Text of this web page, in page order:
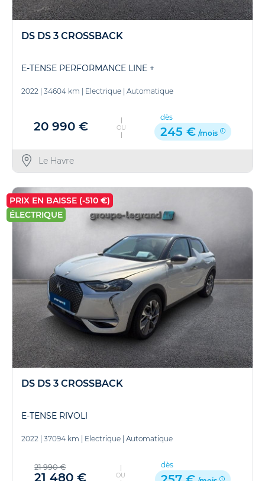
DS DS 3 CROSSBACK
E-TENSE PERFORMANCE LINE +
2022 34604 km Electrique Automatique
20 990 € OU
dès
245 € /mois
Le Havre
PRIX EN BAISSE (-510 €)
ÉLECTRIQUE
DS DS 3 CROSSBACK
E-TENSE RIVOLI
2022 37094 km Electrique Automatique
21 990 €
21 480 € OU
dès